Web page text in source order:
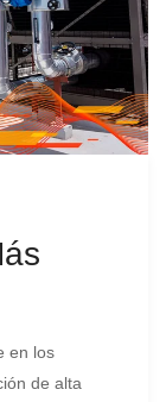
en los
de alta